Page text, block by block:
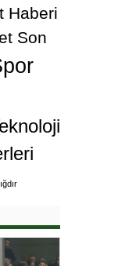
Haberi
Son
ığdır